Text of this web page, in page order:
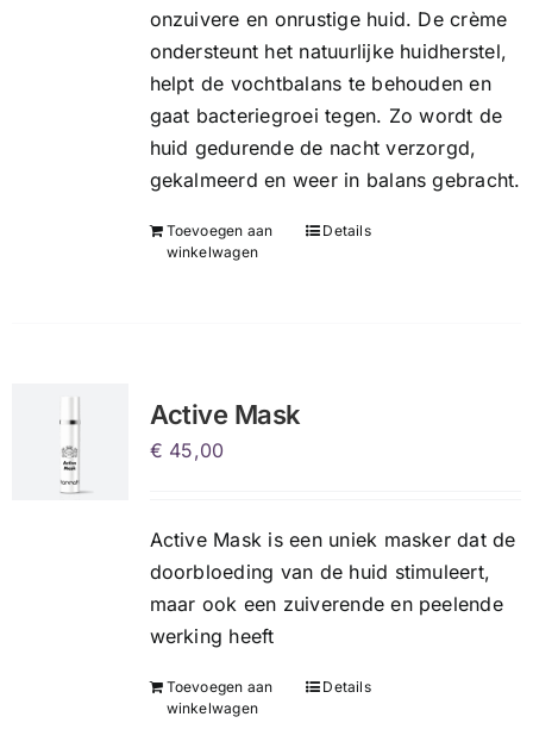
productpagina
onzuivere en onrustige huid. De crème
ondersteunt het natuurlijke huidherstel,
helpt de vochtbalans te behouden en
gaat bacteriegroei tegen. Zo wordt de
huid gedurende de nacht verzorgd,
gekalmeerd en weer in balans gebracht.
Toevoegen aan
winkelwagen
Details
Active Mask
€ 45,00
Active Mask is een uniek masker dat de
doorbloeding van de huid stimuleert,
maar ook een zuiverende en peelende
werking heeft
Toevoegen aan
winkelwagen
Details